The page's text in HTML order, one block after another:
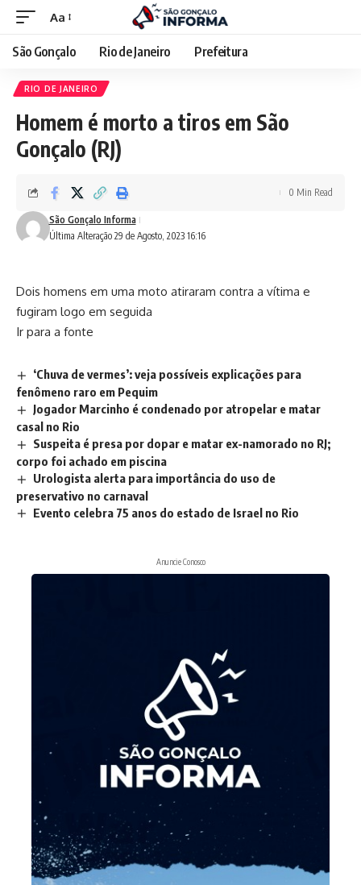
Aa
São Gonçalo Rio de Janeiro Prefeitura
RIO DE JANEIRO
Homem é morto a tiros em São
Gonçalo (RJ)
Última Alteração 29 de Agosto, 2023 16:16
São Gonçalo Informa
0 Min Read
Dois homens em uma moto atiraram contra a vítima e
fugiram logo em seguida
Ir para a fonte
‘Chuva de vermes’: veja possíveis explicações para
fenômeno raro em Pequim
Jogador Marcinho é condenado por atropelar e matar
casal no Rio
Suspeita é presa por dopar e matar ex-namorado no RJ;
corpo foi achado em piscina
Urologista alerta para importância do uso de
preservativo no carnaval
Evento celebra 75 anos do estado de Israel no Rio
Anuncie Conosco